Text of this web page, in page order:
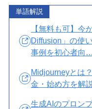
単語解説
【無料も可】今
Diffusion」の使
事例を初心者向…
Midjourneyとは
金・始め方を解
生成AIのプロン